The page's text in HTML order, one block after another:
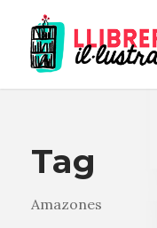
Tag
Amazones